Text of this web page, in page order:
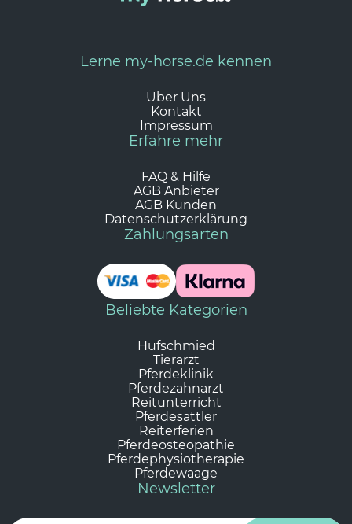
Lerne my-horse.de kennen
Über Uns
Kontakt
Impressum
Erfahre mehr
FAQ & Hilfe
AGB Anbieter
AGB Kunden
Datenschutzerklärung
Zahlungsarten
Beliebte Kategorien
Hufschmied
Tierarzt
Pferdeklinik
Pferdezahnarzt
Reitunterricht
Pferdesattler
Reiterferien
Pferdeosteopathie
Pferdephysiotherapie
Pferdewaage
Newsletter